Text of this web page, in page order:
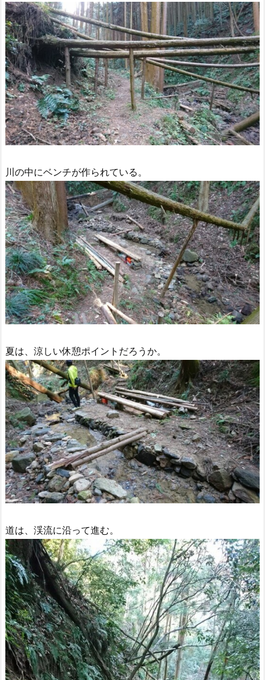
川の中にベンチが作られている。
夏は、涼しい休憩ポイントだろうか。
道は、渓流に沿って進む。